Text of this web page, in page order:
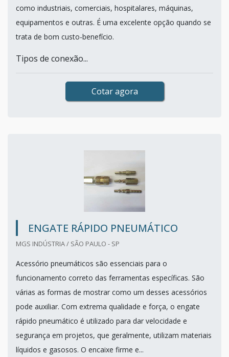
como industriais, comerciais, hospitalares, máquinas,
equipamentos e outras. É uma excelente opção quando se
trata de bom custo-benefício.
Tipos de conexão...
Cotar agora
ENGATE RÁPIDO PNEUMÁTICO
MGS INDÚSTRIA / SÃO PAULO - SP
Acessório pneumáticos são essenciais para o
funcionamento correto das ferramentas específicas. São
várias as formas de mostrar como um desses acessórios
pode auxiliar. Com extrema qualidade e força, o engate
rápido pneumático é utilizado para dar velocidade e
segurança em projetos, que geralmente, utilizam materiais
líquidos e gasosos. O encaixe firme e...